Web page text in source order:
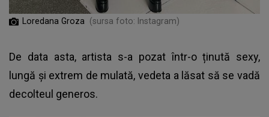
Loredana Groza (sursa foto: Instagram)
De data asta, artista s-a pozat într-o ținută sexy,
lungă și extrem de mulată, vedeta a lăsat să se vadă
decolteul generos.